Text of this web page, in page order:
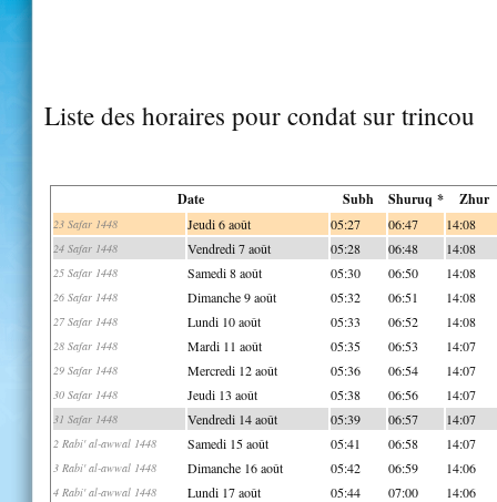
Liste des horaires pour condat sur trincou
Date Subh Shuruq * Zhur
23 Safar 1448 Jeudi 6 août 05:27 06:47 14:08
24 Safar 1448 Vendredi 7 août 05:28 06:48 14:08
25 Safar 1448 Samedi 8 août 05:30 06:50 14:08
26 Safar 1448 Dimanche 9 août 05:32 06:51 14:08
27 Safar 1448 Lundi 10 août 05:33 06:52 14:08
28 Safar 1448 Mardi 11 août 05:35 06:53 14:07
29 Safar 1448 Mercredi 12 août 05:36 06:54 14:07
30 Safar 1448 Jeudi 13 août 05:38 06:56 14:07
31 Safar 1448 Vendredi 14 août 05:39 06:57 14:07
2 Rabi' al-awwal 1448 Samedi 15 août 05:41 06:58 14:07
3 Rabi' al-awwal 1448 Dimanche 16 août 05:42 06:59 14:06
4 Rabi' al-awwal 1448 Lundi 17 août 05:44 07:00 14:06